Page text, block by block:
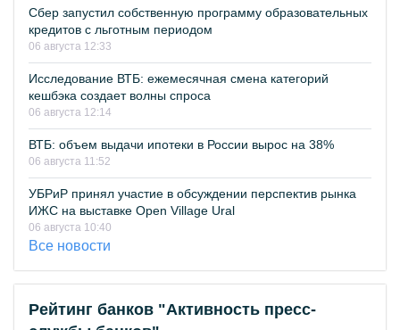
Сбер запустил собственную программу образовательных
кредитов с льготным периодом
06 августа 12:33
Исследование ВТБ: ежемесячная смена категорий
кешбэка создает волны спроса
06 августа 12:14
ВТБ: объем выдачи ипотеки в России вырос на 38%
06 августа 11:52
УБРиР принял участие в обсуждении перспектив рынка
ИЖС на выставке Open Village Ural
06 августа 10:40
Все новости
Рейтинг банков "Активность пресс-